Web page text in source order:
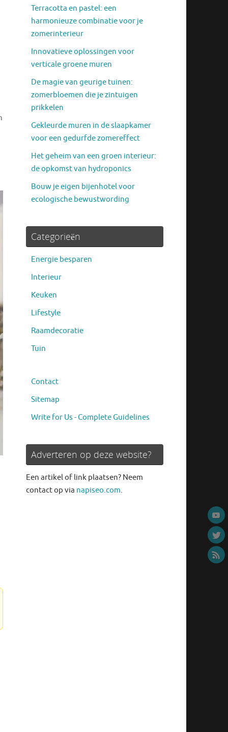
Terracotta en pastel: een
harmonieuze combinatie voor je
zomerinterieur
Innovatieve oplossingen voor
verticale groene muren
De magie van geurige tuinen:
zomerbloemen die je zintuigen
prikkelen
Gekleurde muren in de slaapkamer
voor een gedurfde zomereffect
Het geheim van een groen interieur:
de opkomst van hydroponics
Bouw je eigen bijenhotel voor
ecologische bewustwording
Categorieën
Energie besparen
Interieur
Keuken
Lifestyle
Raamdecoratie
Tuin
Contact
Sitemap
Write for Us - Complete Guidelines
Adverteren op deze website?
Een artikel of link plaatsen? Neem
contact op via napiseo.com.